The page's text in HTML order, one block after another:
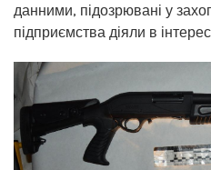
данними, підозрювані у
підприємства діяли в